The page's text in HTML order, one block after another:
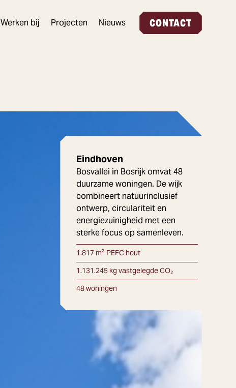
Werken bij Projecten Nieuws CONTACT
Eindhoven
Bosvallei in Bosrijk omvat 48
duurzame woningen. De wijk
combineert natuurinclusief
ontwerp, circulariteit en
energiezuinigheid met een
sterke focus op samenleven.
1.817 m³ PEFC hout
1.131.245 kg vastgelegde CO₂
48 woningen